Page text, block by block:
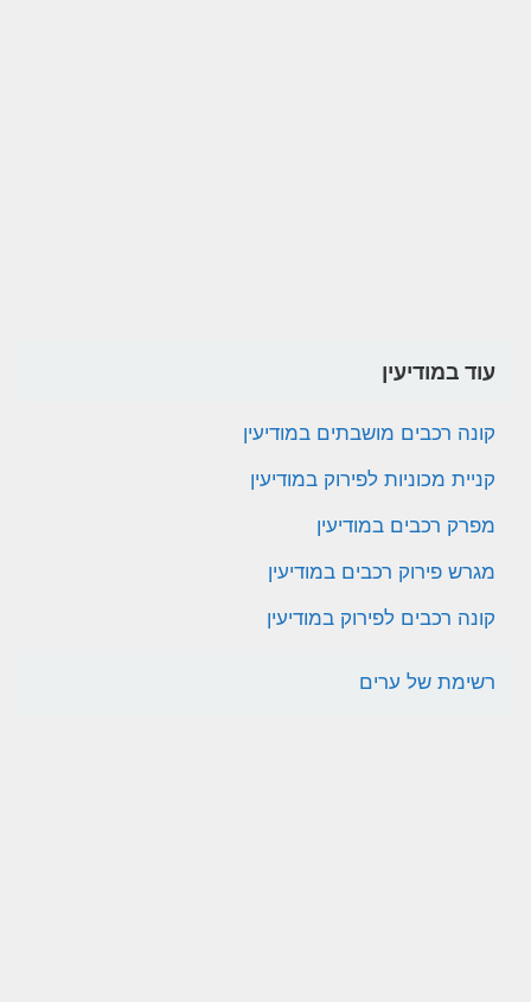
עוד במודיעין
קונה רכבים מושבתים במודיעין
קניית מכוניות לפירוק במודיעין
מפרק רכבים במודיעין
מגרש פירוק רכבים במודיעין
קונה רכבים לפירוק במודיעין
רשימת של ערים